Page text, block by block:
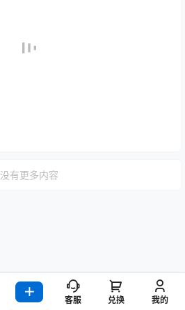
没有更多内容
客服 兑换 我的